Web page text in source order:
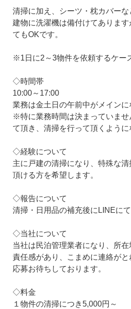
清掃に加え、シーツ・枕カバー
建物に洗濯機は備付けてありま
てもOKです。
※1日に2～3物件を依頼するケー
◇時間帯
10:00～17:00
業務は金土日の午前中がメインに
※特に業務時間は決まっていま
て頂き、清掃を行って頂くように
◇経験について
主に戸建の清掃になり、特殊な
頂ける方を希望します。
◇報告について
清掃・日用品の補充後にLINEに
◇当社について
当社は民泊管理業者になり、所在
責任感があり、こまめに連絡がと
応募お待ちしております。
◇料金
１物件の清掃につき5,000円～